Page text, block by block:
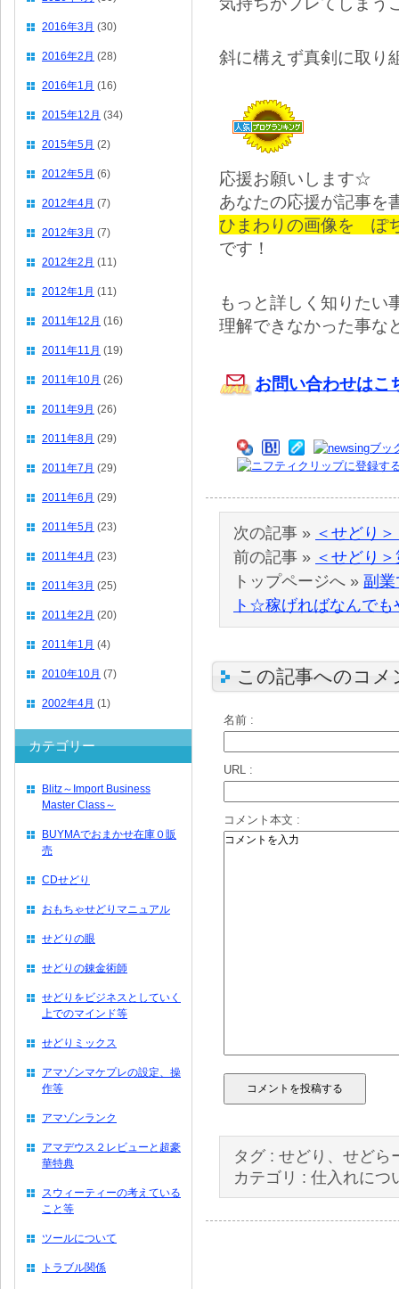
斜に構えず真剣に取り
応援お願いします☆
あなたの応援が記事を
ひまわりの画像を ぽ
です！
もっと詳しく知りたい
理解できなかった事な
お問い合わせはこ
次の記事 » ＜せどり
前の記事 » ＜せどり
トップページへ » 副
ト☆稼げればなんでも
この記事へのコメ
名前 :
URL :
コメント本文 :
タグ : せどり、せどら
カテゴリ : 仕入れにつ
2016年3月 (30)
2016年2月 (28)
2016年1月 (16)
2015年12月 (34)
2015年5月 (2)
2012年5月 (6)
2012年4月 (7)
2012年3月 (7)
2012年2月 (11)
2012年1月 (11)
2011年12月 (16)
2011年11月 (19)
2011年10月 (26)
2011年9月 (26)
2011年8月 (29)
2011年7月 (29)
2011年6月 (29)
2011年5月 (23)
2011年4月 (23)
2011年3月 (25)
2011年2月 (20)
2011年1月 (4)
2010年10月 (7)
2002年4月 (1)
カテゴリー
Blitz～Import Business
Master Class～
BUYMAでおまかせ在庫０販
売
CDせどり
おもちゃせどりマニュアル
せどりの眼
せどりの錬金術師
せどりをビジネスとしていく
上でのマインド等
せどりミックス
アマゾンマケプレの設定、操
作等
アマゾンランク
アマデウス２レビューと超豪
華特典
スウィーティーの考えている
こと等
ツールについて
トラブル関係